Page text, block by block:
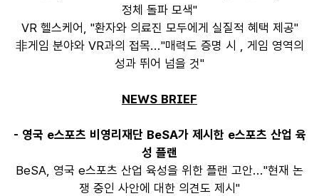
정체 돌파 모색"
VR 헬스케어, "환자와 의료진 모두에게 실질적 혜택 제공"
非게임 분야와 VR과의 접목..."매력도 증명 시 , 게임 영역의
성과 뛰어 넘을 것"
NEWS BRIEF
- 영국 e스포츠 비영리재단 BeSA가 제시한 e스포츠 산업 육
성 플랜
BeSA, 영국 e스포츠 산업 육성을 위한 플랜 고안..."현재 논
쟁 중인 사안에 대한 의견도 제시"